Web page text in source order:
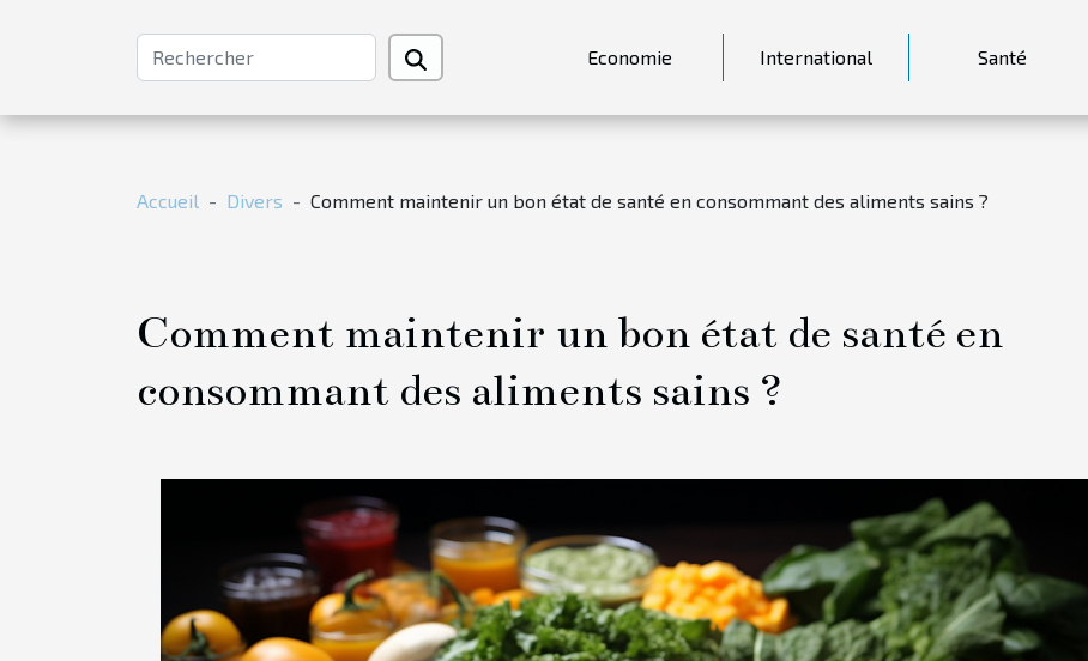
Economie International Santé
Accueil Divers Comment maintenir un bon état de santé en consommant des aliments sains ?
Comment maintenir un bon état de santé en
consommant des aliments sains ?